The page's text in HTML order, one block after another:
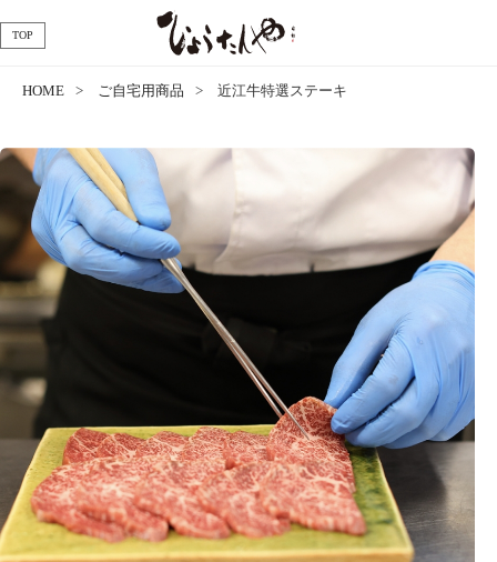
TOP
HOME ご自宅用商品 近江牛特選ステーキ